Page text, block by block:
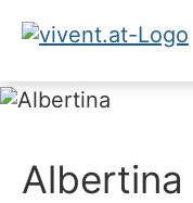
Albertina